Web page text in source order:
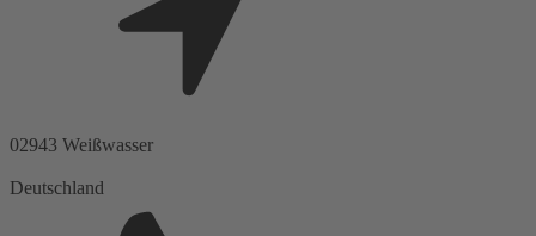
02943 Weißwasser
Deutschland